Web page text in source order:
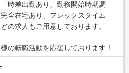
時差出勤あり、勤務開始時期調
全在宅あり、フレックスタイム
の求人もご用意しております。
の転職活動を応援しております！